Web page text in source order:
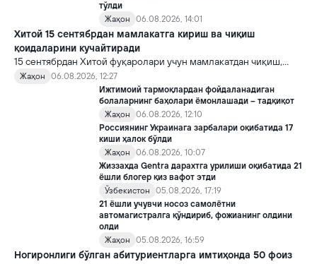
тўлди
Жаҳон
06.08.2026, 14:01
Хитой 15 сентябрдан мамлакатга кириш ва чиқиш
қоидаларини кучайтиради
15 сентябрдан Хитой фуқаролари учун мамлакатдан чиқиш,
хорижликлар учун эса Хитойга кириш тартиби бўйича янги
қоидалар кучга киради.
Жаҳон
06.08.2026, 12:27
Ижтимоий тармоқлардан фойдаланадиган
болаларнинг баҳолари ёмонлашади – тадқиқот
Жаҳон
06.08.2026, 12:10
Россиянинг Украинага зарбалари оқибатида 17
киши ҳалок бўлди
Жаҳон
06.08.2026, 10:07
Жиззахда Gentra дарахтга урилиши оқибатида 21
ёшли блогер қиз вафот этди
Ўзбекистон
05.08.2026, 17:19
21 ёшли учувчи носоз самолётни
автомагистралга қўндириб, фожианинг олдини
олди
Жаҳон
05.08.2026, 16:59
Ногиронлиги бўлган абитуриентларга имтиҳонда 50 фоиз